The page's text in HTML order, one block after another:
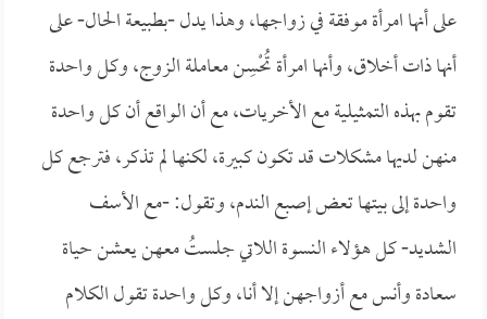
على أنها امرأة موفقة في زواجها، وهذا يدل -بطبيعة الحال- على
أنها ذات أخلاق، وأنها امرأة تُحْسِن معاملة الزوج، وكل واحدة
تقوم بهذه التمثيلية مع الأخريات، مع أن الواقع أن كل واحدة
منهن لديها مشكلات قد تكون كبيرة، لكنها لم تذكر، فترجع كل
واحدة إلى بيتها تعض إصبع الندم، وتقول: -مع الأسف
الشديد- كل هؤلاء النسوة اللاتي جلستُ معهن يعشن حياة
سعادة وأنس مع أزواجهن إلا أنا، وكل واحدة تقول الكلام